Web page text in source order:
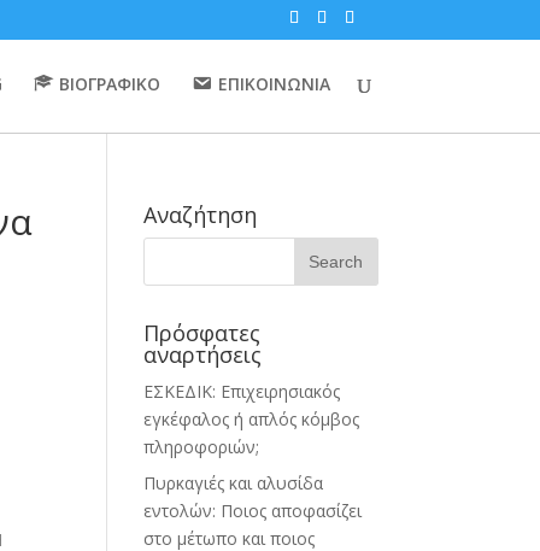
ΒΙΟΓΡΑΦΙΚΟ ΕΠΙΚΟΙΝΩΝΙΑ
Αναζήτηση
Πρόσφατες
αναρτήσεις
ΕΣΚΕΔΙΚ: Επιχειρησιακός
εγκέφαλος ή απλός κόμβος
πληροφοριών;
Πυρκαγιές και αλυσίδα
εντολών: Ποιος αποφασίζει
στο μέτωπο και ποιος